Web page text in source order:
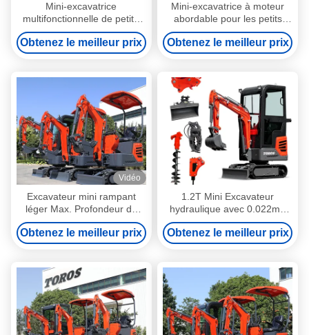
Mini-excavatrice
multifonctionnelle de petite
taille 1200 kg Haute efficacité
Obtenez le meilleur prix
Mini-excavatrice à moteur
abordable pour les petits
projets d'excavation
Obtenez le meilleur prix
Vidéo
Excavateur mini rampant
léger Max. Profondeur de
creusement verticale 1655
mm
Obtenez le meilleur prix
1.2T Mini Excavateur
hydraulique avec 0.022m3
Bucket
Obtenez le meilleur prix